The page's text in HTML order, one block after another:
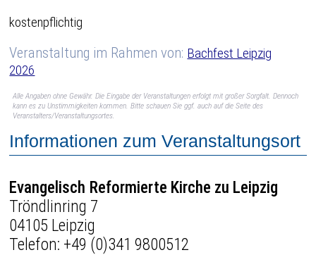
kostenpflichtig
Veranstaltung im Rahmen von: Bachfest Leipzig
2026
Alle Angaben ohne Gewähr. Die Eingabe der Veranstaltungen erfolgt mit großer Sorgfalt. Dennoch
kann es zu Unstimmigkeiten kommen. Bitte schauen Sie ggf. auch auf die Seite des
Veranstalters/Veranstaltungsortes.
Informationen zum Veranstaltungsort
Evangelisch Reformierte Kirche zu Leipzig
Tröndlinring 7
04105 Leipzig
Telefon: +49 (0)341 9800512